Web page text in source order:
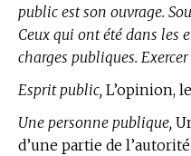
public est son ouvrage.
Ceux qui ont été dans les
charges publiques.
Esprit public, L’opinion,
Une personne publique,
d’une partie de